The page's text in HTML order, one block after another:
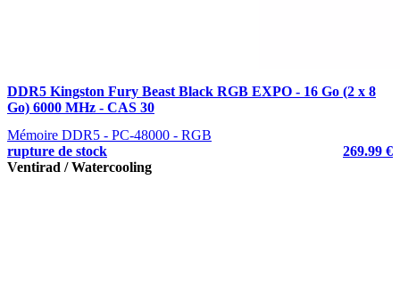
DDR5 Kingston Fury Beast Black RGB EXPO - 16 Go (2 x 8
Go) 6000 MHz - CAS 30
Mémoire DDR5 - PC-48000 - RGB
rupture de stock
269.99 €
Ventirad / Watercooling